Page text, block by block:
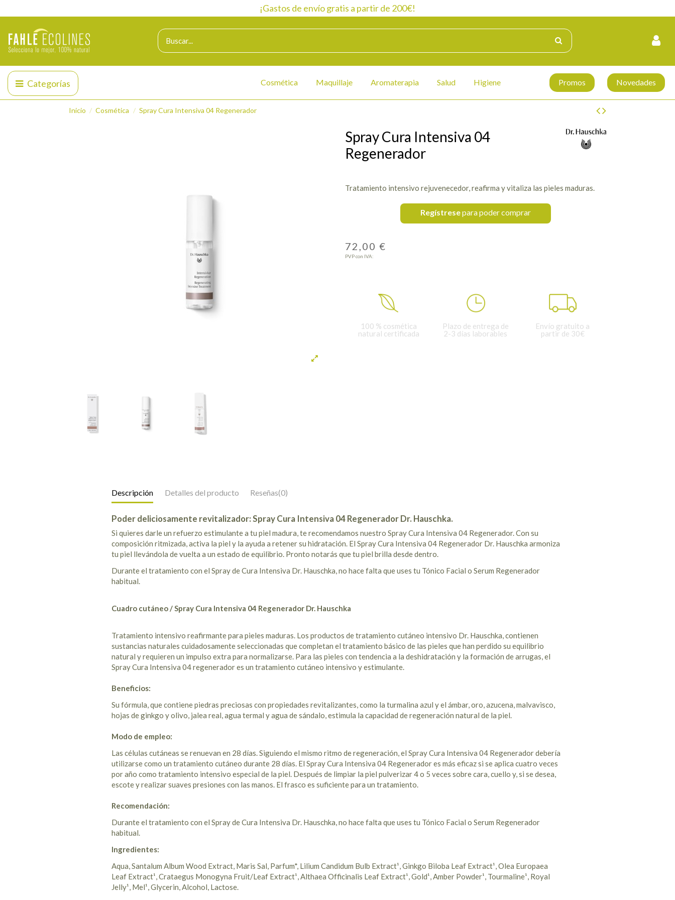
¡Gastos de envío gratis a partir de 200€!
Categorías Cosmética Maquillaje Aromaterapia Salud Higiene Promos Novedades
Inicio Cosmética Spray Cura Intensiva 04 Regenerador
Spray Cura Intensiva 04
Regenerador
Tratamiento intensivo rejuvenecedor, reafirma y vitaliza las pieles maduras.
Regístresepara poder comprar
72,00 €
PVP con IVA:
100 % cosmética
natural certificada
Plazo de entrega de
2-3 días laborables
Envío gratuito a
partir de 30€
Descripción Detalles del producto Reseñas(0)
Poder deliciosamente revitalizador: Spray Cura Intensiva 04 Regenerador Dr. Hauschka.
Si quieres darle un refuerzo estimulante a tu piel madura, te recomendamos nuestro Spray Cura Intensiva 04 Regenerador. Con su
composición ritmizada, activa la piel y la ayuda a retener su hidratación. El Spray Cura Intensiva 04 Regenerador Dr. Hauschka armoniza
tu piel llevándola de vuelta a un estado de equilibrio. Pronto notarás que tu piel brilla desde dentro.
Durante el tratamiento con el Spray de Cura Intensiva Dr. Hauschka, no hace falta que uses tu Tónico Facial o Serum Regenerador
habitual.
Cuadro cutáneo / Spray Cura Intensiva 04 Regenerador Dr. Hauschka
Tratamiento intensivo reafirmante para pieles maduras. Los productos de tratamiento cutáneo intensivo Dr. Hauschka, contienen
sustancias naturales cuidadosamente seleccionadas que completan el tratamiento básico de las pieles que han perdido su equilibrio
natural y requieren un impulso extra para normalizarse. Para las pieles con tendencia a la deshidratación y la formación de arrugas, el
Spray Cura Intensiva 04 regenerador es un tratamiento cutáneo intensivo y estimulante.
Beneficios:
Su fórmula, que contiene piedras preciosas con propiedades revitalizantes, como la turmalina azul y el ámbar, oro, azucena, malvavisco,
hojas de ginkgo y olivo, jalea real, agua termal y agua de sándalo, estimula la capacidad de regeneración natural de la piel.
Modo de empleo:
Las células cutáneas se renuevan en 28 días. Siguiendo el mismo ritmo de regeneración, el Spray Cura Intensiva 04 Regenerador debería
utilizarse como un tratamiento cutáneo durante 28 días. El Spray Cura Intensiva 04 Regenerador es más eficaz si se aplica cuatro veces
por año como tratamiento intensivo especial de la piel. Después de limpiar la piel pulverizar 4 o 5 veces sobre cara, cuello y, si se desea,
escote y realizar suaves presiones con las manos. El frasco es suficiente para un tratamiento.
Recomendación:
Durante el tratamiento con el Spray de Cura Intensiva Dr. Hauschka, no hace falta que uses tu Tónico Facial o Serum Regenerador
habitual.
Ingredientes:
Aqua, Santalum Album Wood Extract, Maris Sal, Parfum*, Lilium Candidum Bulb Extract¹, Ginkgo Biloba Leaf Extract¹, Olea Europaea
Leaf Extract¹, Crataegus Monogyna Fruit/Leaf Extract¹, Althaea Officinalis Leaf Extract¹, Gold¹, Amber Powder¹, Tourmaline¹, Royal
Jelly¹, Mel¹, Glycerin, Alcohol, Lactose.